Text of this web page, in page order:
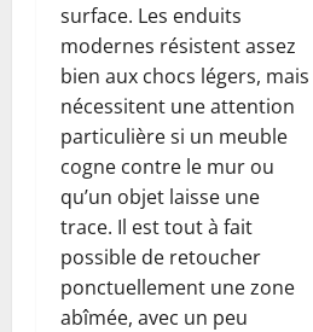
surface. Les enduits
modernes résistent assez
bien aux chocs légers, mais
nécessitent une attention
particulière si un meuble
cogne contre le mur ou
qu’un objet laisse une
trace. Il est tout à fait
possible de retoucher
ponctuellement une zone
abîmée, avec un peu